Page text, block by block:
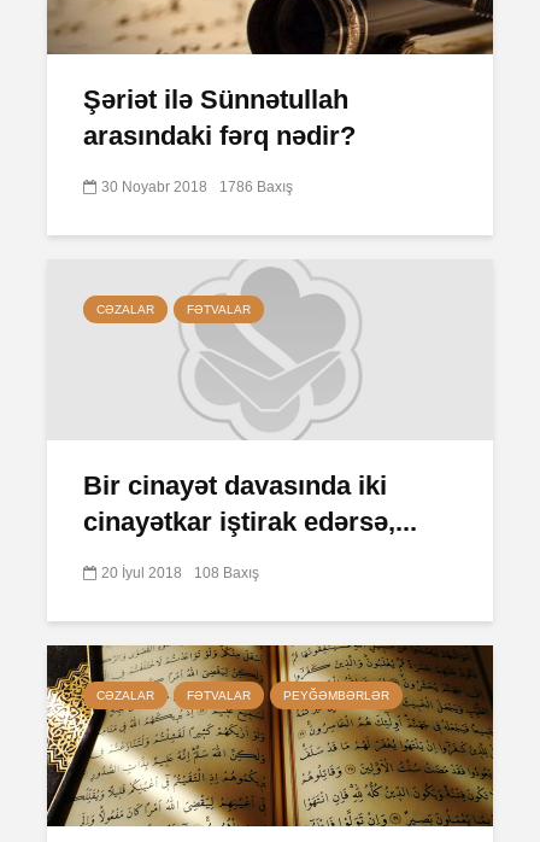
Şəriət ilə Sünnətullah
arasındaki fərq nədir?
30 Noyabr 2018 1786 Baxış
CƏZALAR FƏTVALAR
Bir cinayət davasında iki
cinayətkar iştirak edərsə,...
20 İyul 2018 108 Baxış
CƏZALAR FƏTVALAR PEYĞƏMBƏRLƏR